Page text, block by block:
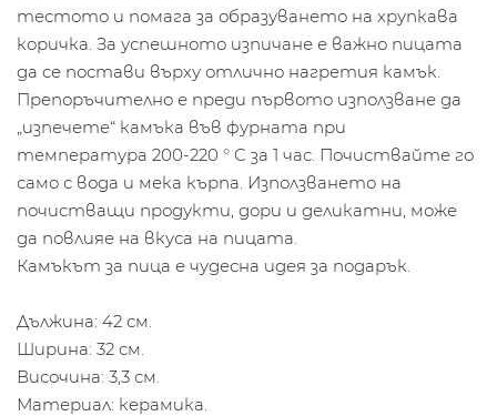
тестото и помага за образуването на хрупкава
коричка. За успешното изпичане е важно пицата
да се постави върху отлично нагретия камък.
Препоръчително е преди първото използване да
„изпечете“ камъка във фурната при
температура 200-220 ° C за 1 час. Почиствайте го
само с вода и мека кърпа. Използването на
почистващи продукти, дори и деликатни, може
да повлияе на вкуса на пицата.
Камъкът за пица е чудесна идея за подарък.
Дължина: 42 см.
Ширина: 32 см.
Височина: 3,3 см.
Материал: керамика.